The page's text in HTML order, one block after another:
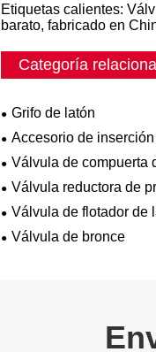
Etiquetas calientes:
barato, fabricado en
Categoría
Grifo de latón
Accesorio de
Válvula de compuerta
Válvula reductora de
Válvula de flotador de
Válvula de bronce